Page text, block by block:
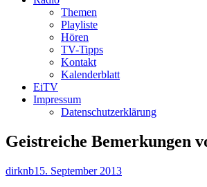
Themen
Playliste
Hören
TV-Tipps
Kontakt
Kalenderblatt
EiTV
Impressum
Datenschutzerklärung
Geistreiche Bemerkungen
Autor
dirknbVeröffentlicht
15. September 2013